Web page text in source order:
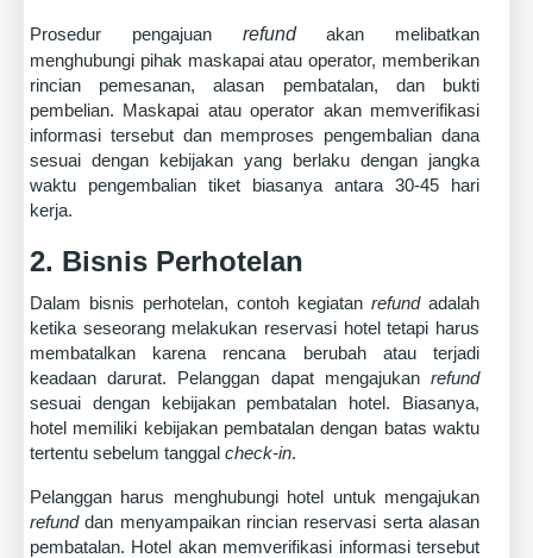
Prosedur pengajuanrefundakan melibatkan
menghubungi pihak maskapai atau operator, memberikan
rincian pemesanan, alasan pembatalan, dan bukti
pembelian. Maskapai atau operator akan memverifikasi
informasi tersebut dan memproses pengembalian dana
sesuai dengan kebijakan yang berlaku dengan jangka
waktu pengembalian tiket biasanya antara 30-45 hari
kerja.
2. Bisnis Perhotelan
Dalam bisnis perhotelan, contoh kegiatan refundadalah
ketika seseorang melakukan reservasi hotel tetapi harus
membatalkan karena rencana berubah atau terjadi
keadaan darurat. Pelanggan dapat mengajukan refund
sesuai dengan kebijakan pembatalan hotel. Biasanya,
hotel memiliki kebijakan pembatalan dengan batas waktu
tertentu sebelum tanggal check-in.
Pelanggan harus menghubungi hotel untuk mengajukan
refunddan menyampaikan rincian reservasi serta alasan
pembatalan. Hotel akan memverifikasi informasi tersebut